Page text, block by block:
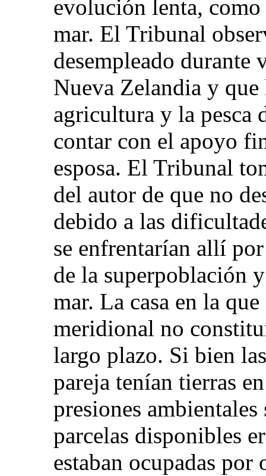
evolución lenta,
mar. El Tribunal
desempleado durante
Nueva Zelandia y
agricultura y la pesca
contar con el apoyo
esposa. El Tribunal
del autor de que no
debido a las
se enfrentarían allí
de la superpoblación
mar. La casa en la
meridional no
largo plazo. Si bien
pareja tenían tierras
presiones
parcelas disponibles
estaban ocupadas